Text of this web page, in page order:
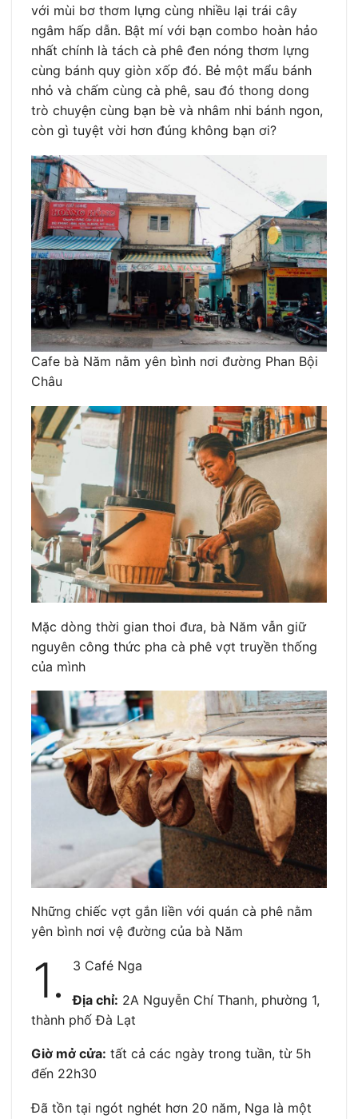
với mùi bơ thơm lựng cùng nhiều lại trái cây
ngâm hấp dẫn. Bật mí với bạn combo hoàn hảo
nhất chính là tách cà phê đen nóng thơm lựng
cùng bánh quy giòn xốp đó. Bẻ một mẩu bánh
nhỏ và chấm cùng cà phê, sau đó thong dong
trò chuyện cùng bạn bè và nhâm nhi bánh ngon,
còn gì tuyệt vời hơn đúng không bạn ơi?
Cafe bà Năm nằm yên bình nơi đường Phan Bội
Châu
Mặc dòng thời gian thoi đưa, bà Năm vẫn giữ
nguyên công thức pha cà phê vợt truyền thống
của mình
Những chiếc vợt gắn liền với quán cà phê nằm
yên bình nơi vệ đường của bà Năm
1. 3 Café Nga
Địa chỉ: 2A Nguyễn Chí Thanh, phường 1,
thành phố Đà Lạt
Giờ mở cửa: tất cả các ngày trong tuần, từ 5h
đến 22h30
Đã tồn tại ngót nghét hơn 20 năm, Nga là một